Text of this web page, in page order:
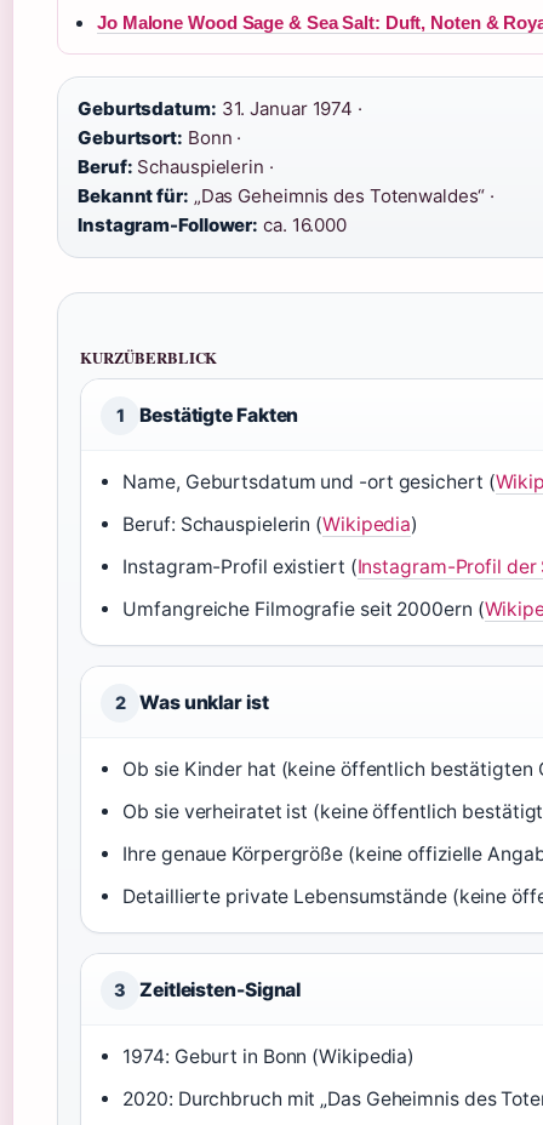
Jo Malone Wood Sage & Sea Salt: Duft, Noten &
Geburtsdatum: 31. Januar 1974 ·
Geburtsort: Bonn ·
Beruf: Schauspielerin ·
Bekannt für: „Das Geheimnis des Totenwaldes“ ·
Instagram-Follower: ca. 16.000
KURZÜBERBLICK
1 Bestätigte Fakten
Name, Geburtsdatum und -ort gesichert (
Beruf: Schauspielerin (Wikipedia)
Instagram-Profil existiert (Instagram-Profil der
Umfangreiche Filmografie seit 2000ern (
2 Was unklar ist
Ob sie Kinder hat (keine öffentlich bestätigten
Ob sie verheiratet ist (keine öffentlich
Ihre genaue Körpergröße (keine offizielle
Detaillierte private Lebensumstände (keine
3 Zeitleisten-Signal
1974: Geburt in Bonn (Wikipedia)
2020: Durchbruch mit „Das Geheimnis des